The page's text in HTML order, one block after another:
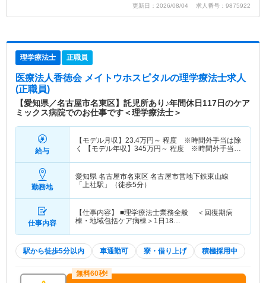
更新日：2026/08/04 求人番号：9875922
理学療法士 正職員
医療法人香徳会 メイトウホスピタルの理学療法士求人
(正職員)
【愛知県／名古屋市名東区】託児所あり♪年間休日117日のケア
ミックス病院でのお仕事です＜理学療法士＞
給与
【モデル月収】 23.4万円～ 程度 ※時間外手当は除
く 【モデル年収】 345万円～ 程度 ※時間外手当は
勤務地
愛知県 名古屋市名東区 名古屋市営地下鉄東山線
「上社駅」（徒歩5分）
仕事内容
【仕事内容】 ■理学療法士業務全般 ＜回復期病
棟・地域包括ケア病棟＞1日18…
駅から徒歩5分以内 車通勤可 寮・借り上げ 積極採用中